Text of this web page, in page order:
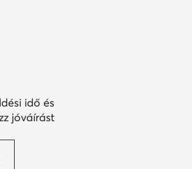
idő és
jóváírást